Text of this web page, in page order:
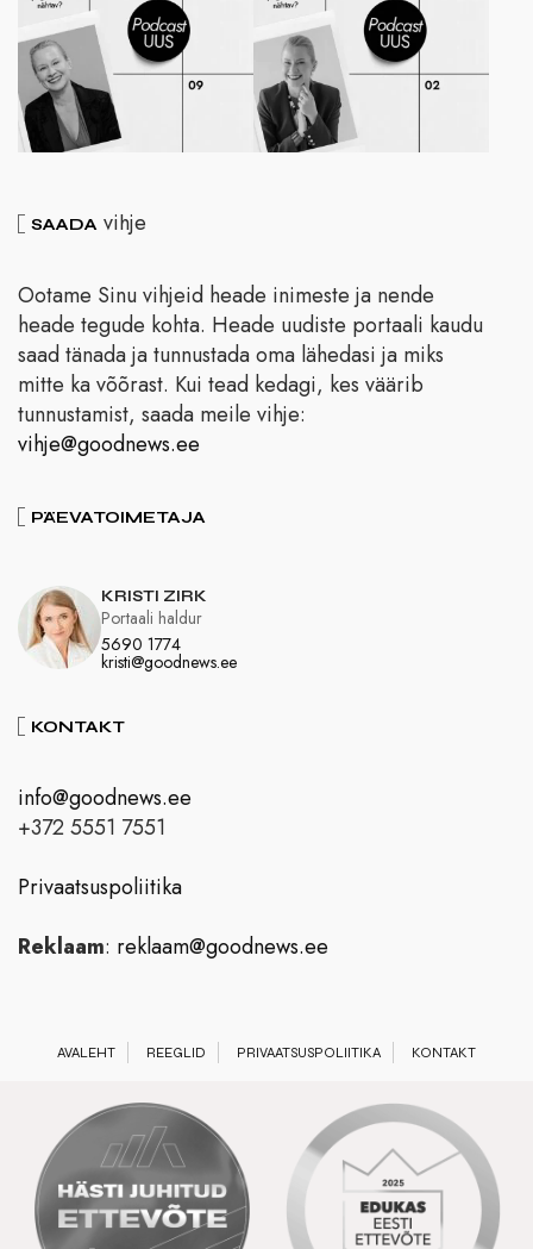
SAADA vihje
Ootame Sinu vihjeid heade inimeste ja nende
heade tegude kohta. Heade uudiste portaali kaudu
saad tänada ja tunnustada oma lähedasi ja miks
mitte ka võõrast. Kui tead kedagi, kes väärib
tunnustamist, saada meile vihje:
vihje@goodnews.ee
PÄEVATOIMETAJA
KRISTI ZIRK
5690 1774
kristi@goodnews.ee
Portaali haldur
KONTAKT
info@goodnews.ee
+372 5551 7551
Privaatsuspoliitika
Reklaam: reklaam@goodnews.ee
AVALEHT REEGLID PRIVAATSUSPOLIITIKA KONTAKT